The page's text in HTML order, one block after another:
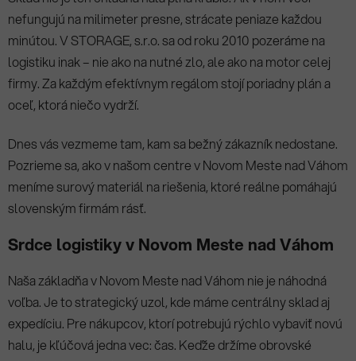
nefungujú na milimeter presne, strácate peniaze každou
minútou. V STORAGE, s.r.o. sa od roku 2010 pozeráme na
logistiku inak – nie ako na nutné zlo, ale ako na motor celej
firmy. Za každým efektívnym regálom stojí poriadny plán a
oceľ, ktorá niečo vydrží.
Dnes vás vezmeme tam, kam sa bežný zákazník nedostane.
Pozrieme sa, ako v našom centre v Novom Meste nad Váhom
meníme surový materiál na riešenia, ktoré reálne pomáhajú
slovenským firmám rásť.
Srdce logistiky v Novom Meste nad Váhom
Naša základňa v Novom Meste nad Váhom nie je náhodná
voľba. Je to strategický uzol, kde máme centrálny sklad aj
expedíciu. Pre nákupcov, ktorí potrebujú rýchlo vybaviť novú
halu, je kľúčová jedna vec: čas. Keďže držíme obrovské